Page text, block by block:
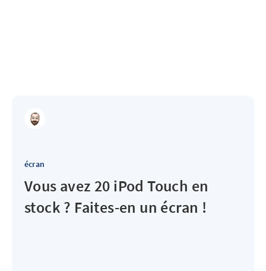
écran
Vous avez 20 iPod Touch en
stock ? Faites-en un écran !